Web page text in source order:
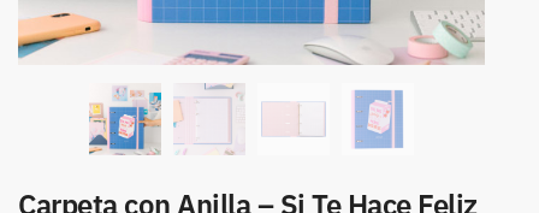
Carpeta con Anilla – Si Te Hace Feliz